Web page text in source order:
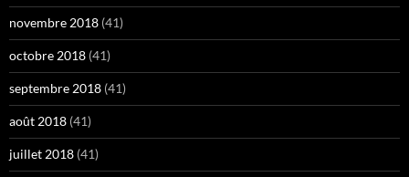
novembre 2018 (41)
octobre 2018 (41)
septembre 2018 (41)
août 2018 (41)
juillet 2018 (41)